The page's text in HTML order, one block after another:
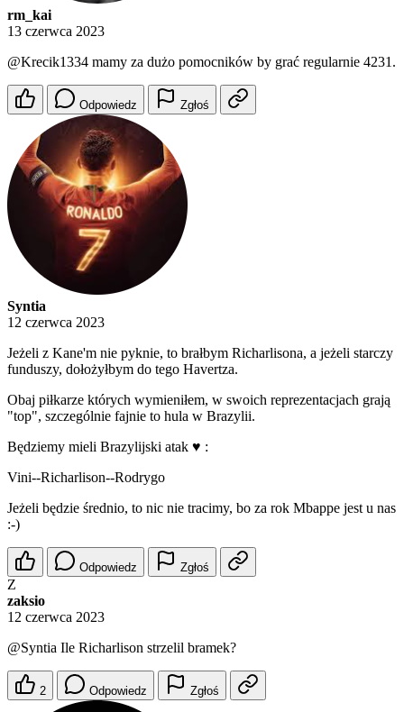
rm_kai
13 czerwca 2023
@Krecik1334 mamy za dużo pomocników by grać regularnie 4231.
Odpowiedz Zgłoś
Syntia
12 czerwca 2023
Jeżeli z Kane'm nie pyknie, to brałbym Richarlisona, a jeżeli starczy
funduszy, dołożyłbym do tego Havertza.
Obaj piłkarze których wymieniłem, w swoich reprezentacjach grają
"top", szczególnie fajnie to hula w Brazylii.
Będziemy mieli Brazylijski atak ♥ :
Vini--Richarlison--Rodrygo
Jeżeli będzie średnio, to nic nie tracimy, bo za rok Mbappe jest u nas
:-)
Odpowiedz Zgłoś
Z
zaksio
12 czerwca 2023
@Syntia Ile Richarlison strzelil bramek?
2 Odpowiedz Zgłoś